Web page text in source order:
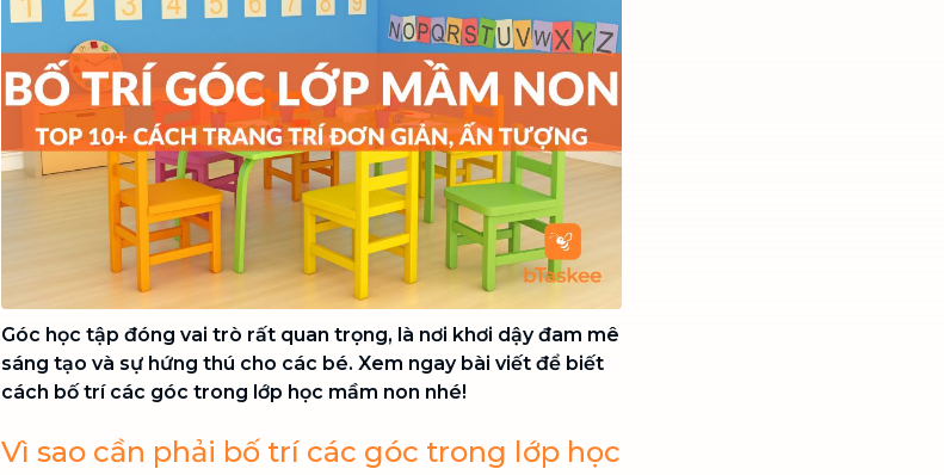
Chuyển nhà trọn gói, không lo dọn
dẹp nơi đi nơi đến
Vệ sinh công nghiệp NEW
Vệ sinh chuyên nghiệp cho văn
phòng, nhà xưởng, công trình lớn
Góc học tập đóng vai trò rất quan trọng, là nơi khơi dậy đam mê
sáng tạo và sự hứng thú cho các bé. Xem ngay bài viết để biết
cách bố trí các góc trong lớp học mầm non nhé!
Vì sao cần phải bố trí các góc trong lớp học